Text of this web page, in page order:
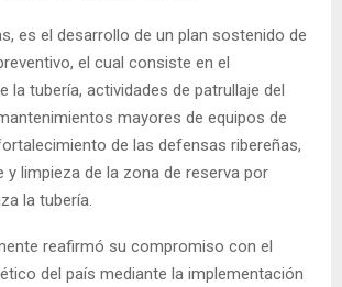
es el desarrollo de un plan sostenido de
el cual consiste en el
la tubería, actividades de patrullaje del
mayores de equipos de
de las defensas ribereñas,
limpieza de la zona de reserva por
la tubería.
reafirmó su compromiso con el
del país mediante la implementación